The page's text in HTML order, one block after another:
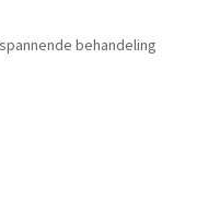
behandeling